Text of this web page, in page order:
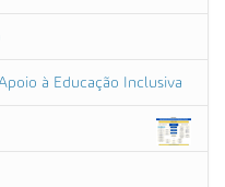
à Educação Inclusiva